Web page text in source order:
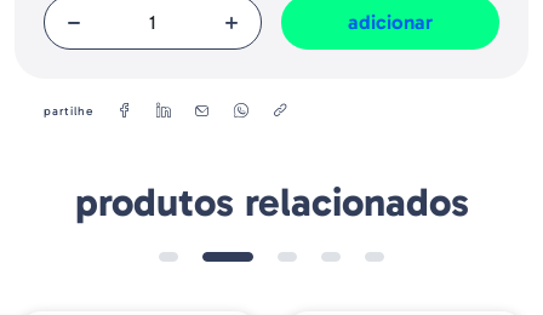
adicionar
partilhe
produtos relacionados